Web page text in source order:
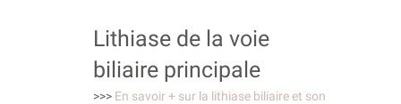
Lithiase de la voie
biliaire principale
>>> En savoir + sur la lithiase biliaire et son